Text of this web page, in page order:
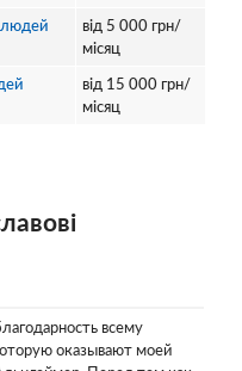
людей
від 5 000 грн/
місяц
від 15 000грн/
місяц
всему
оказывают моей